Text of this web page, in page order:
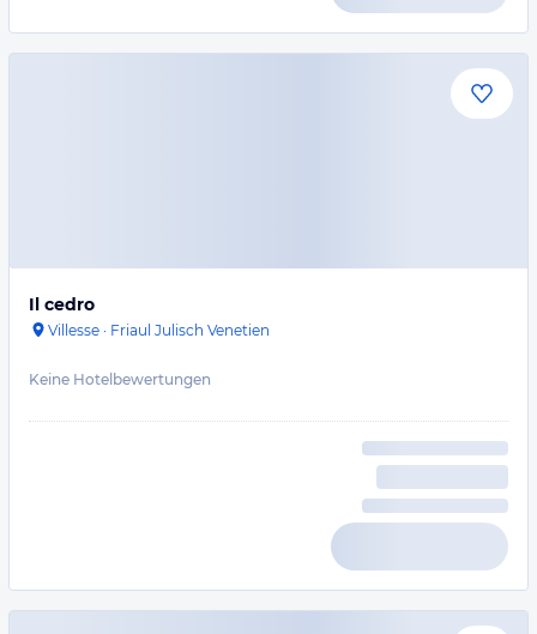
Il cedro
Villesse · Friaul Julisch Venetien
Keine Hotelbewertungen